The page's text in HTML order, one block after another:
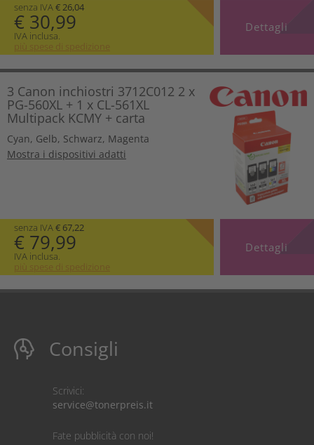
senza IVA€ 26,04
€ 30,99
IVA inclusa.
più spese di spedizione
Dettagli
3 Canon inchiostri 3712C012 2 x
PG-560XL + 1 x CL-561XL
Multipack KCMY + carta
Cyan, Gelb, Schwarz, Magenta
Mostra i dispositivi adatti
senza IVA€ 67,22
€ 79,99
IVA inclusa.
più spese di spedizione
Dettagli
Consigli
Scrivici:
service@tonerpreis.it
Fate pubblicità con noi!